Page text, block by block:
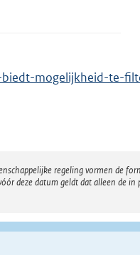
mogelijkheid-te-
regeling vormen de
deze datum geldt dat alleen de